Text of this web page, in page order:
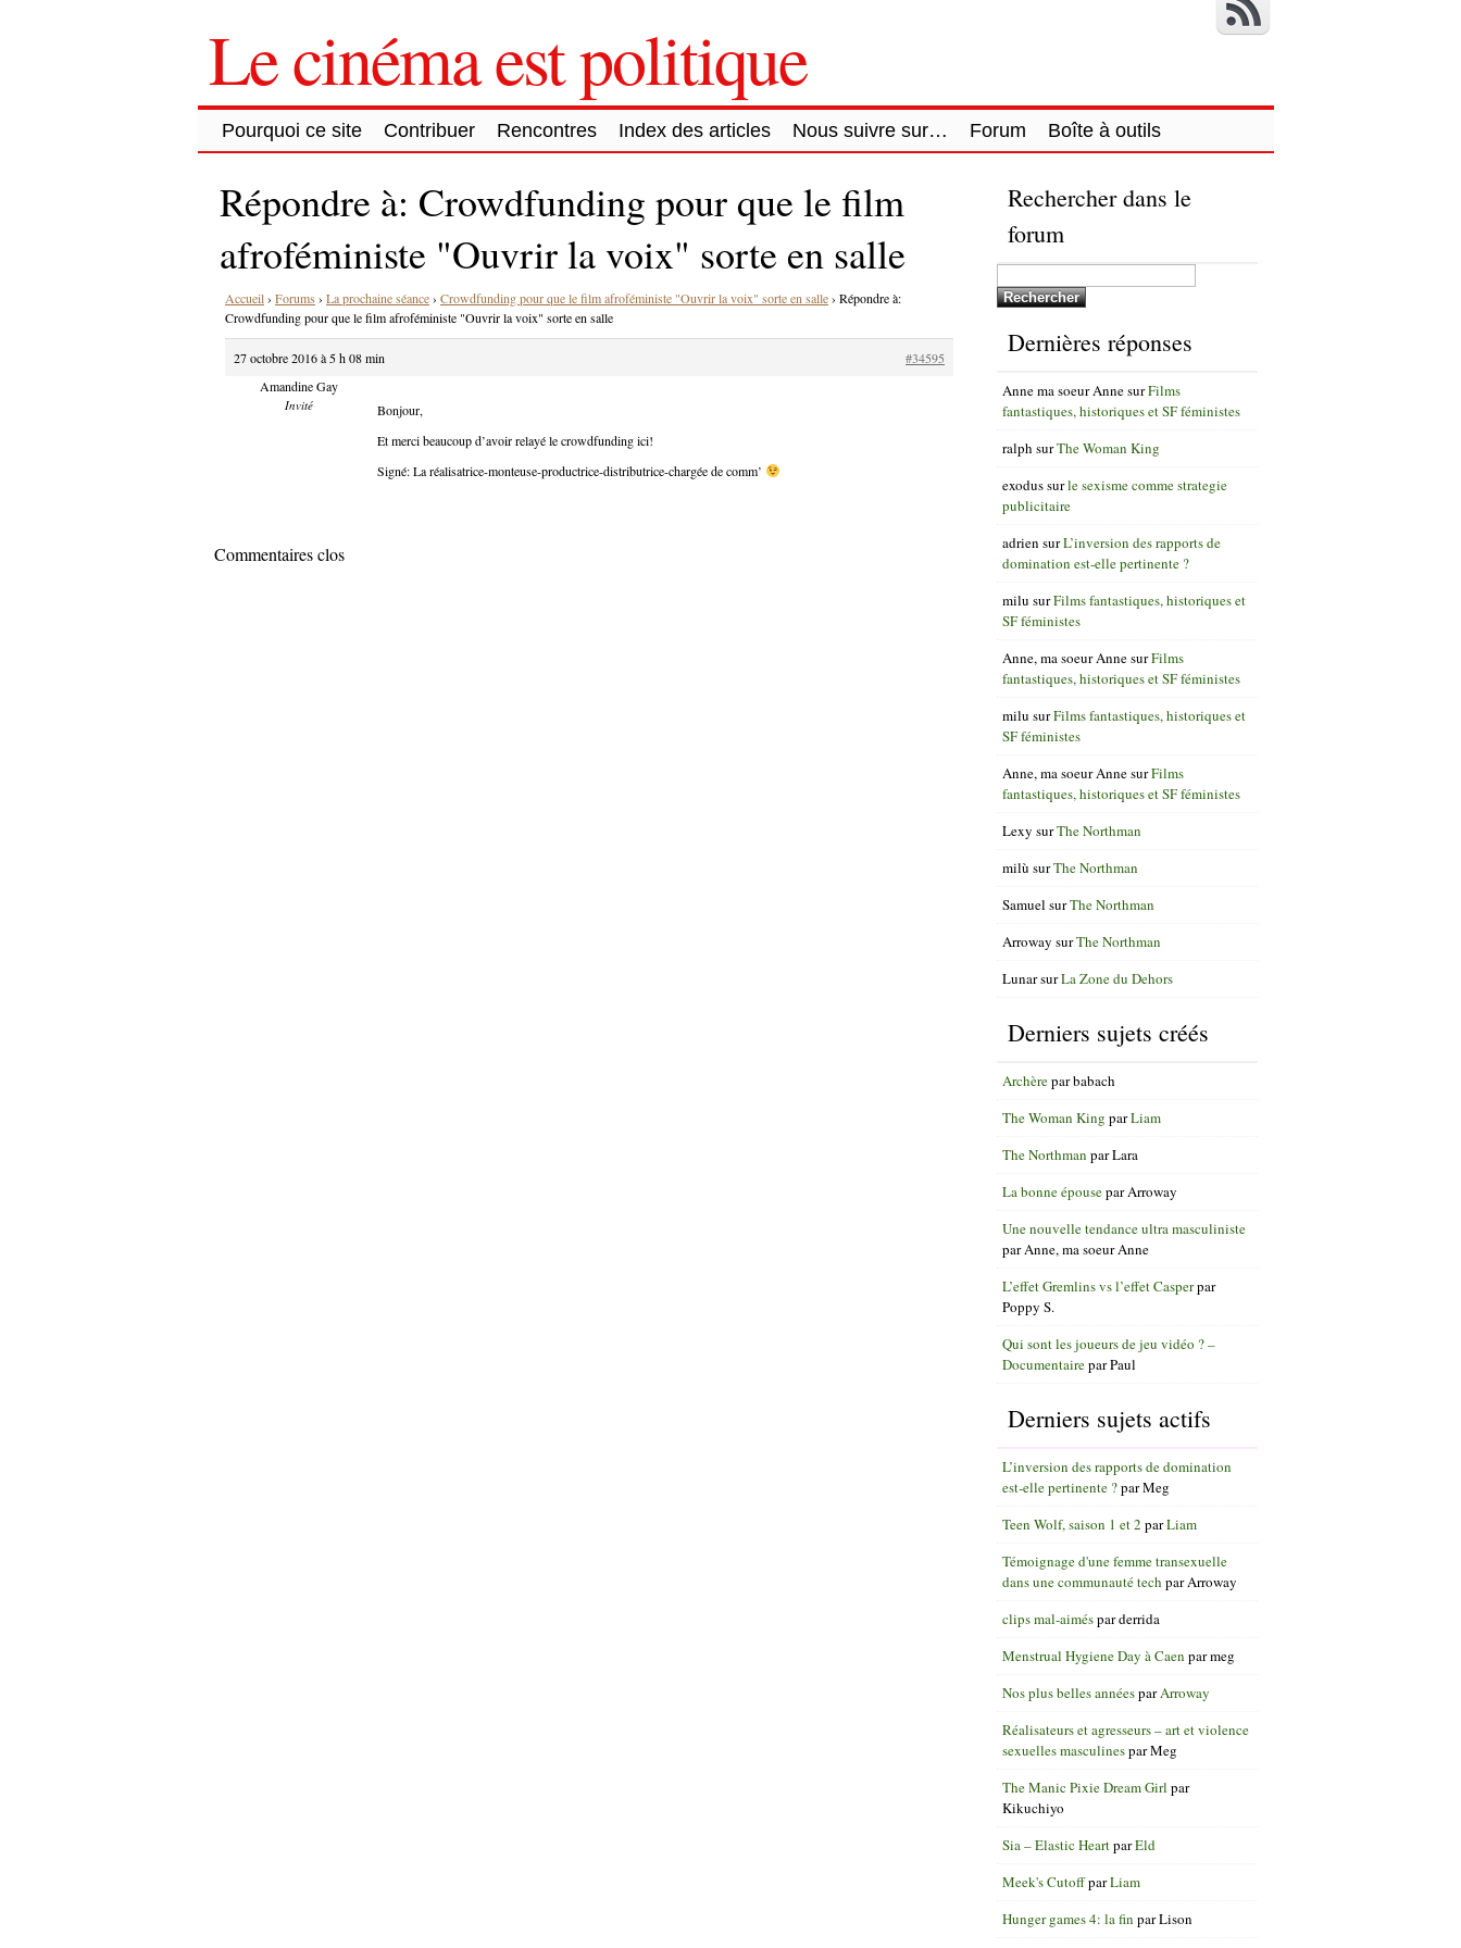
Le cinéma est politique
Pourquoi ce site Contribuer Rencontres Index des articles Nous suivre sur… Forum Boîte à outils
Répondre à: Crowdfunding pour que le film
afroféministe "Ouvrir la voix" sorte en salle
Accueil› Forums › La prochaine séance› Crowdfunding pour que le film afroféministe "Ouvrir la voix" sorte en salle› Répondre à:
Crowdfunding pour que le film afroféministe "Ouvrir la voix" sorte en salle
27 octobre 2016 à 5 h 08 min
#34595
Amandine Gay
Invité
Bonjour,
Et merci beaucoup d’avoir relayé le crowdfunding ici!
Signé: La réalisatrice-monteuse-productrice-distributrice-chargée de comm’
Commentaires clos
Rechercher dans le
forum
Dernières réponses
Anne ma soeur AnnesurFilms
fantastiques, historiques et SF féministes
ralph surThe Woman King
exodussurle sexisme comme strategie
publicitaire
adrien surL’inversion des rapports de
domination est-elle pertinente ?
milu surFilms fantastiques, historiques et
SF féministes
Anne, ma soeur AnnesurFilms
fantastiques, historiques et SF féministes
milu surFilms fantastiques, historiques et
SF féministes
Anne, ma soeur AnnesurFilms
fantastiques, historiques et SF féministes
Lexy surThe Northman
milù surThe Northman
Samuel surThe Northman
Arroway surThe Northman
LunarsurLa Zone du Dehors
Derniers sujets créés
Archèreparbabach
The Woman King parLiam
The Northman parLara
La bonne épouseparArroway
Une nouvelle tendance ultra masculiniste
parAnne, ma soeur Anne
L’effet Gremlins vs l’effet Casperpar
Poppy S.
Qui sont les joueurs de jeu vidéo ? –
DocumentaireparPaul
Derniers sujets actifs
L’inversion des rapports de domination
est-elle pertinente ?parMeg
Teen Wolf, saison 1 et 2 parLiam
Témoignage d'une femme transexuelle
dans une communauté tech parArroway
clips mal-aimésparderrida
Menstrual Hygiene Day à Caen parmeg
Nos plus belles annéesparArroway
Réalisateurs et agresseurs – art et violence
sexuelles masculinesparMeg
The Manic Pixie Dream Girl par
Kikuchiyo
Sia – Elastic HeartparEld
Meek's CutoffparLiam
Hunger games 4: la fin parLison